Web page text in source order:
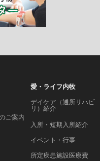
ご案内
愛・ライフ内牧
デイケア（通所リハビ
リ）紹介
入所・短期入所紹介
イベント・行事
所定疾患施設医療費